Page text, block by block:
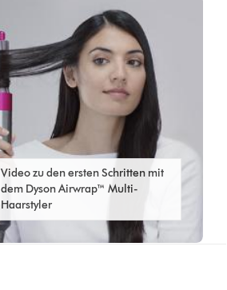
Video zu den ersten Schritten mit
dem Dyson Airwrap™ Multi-
Haarstyler